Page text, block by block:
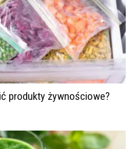
produkty żywnościowe?